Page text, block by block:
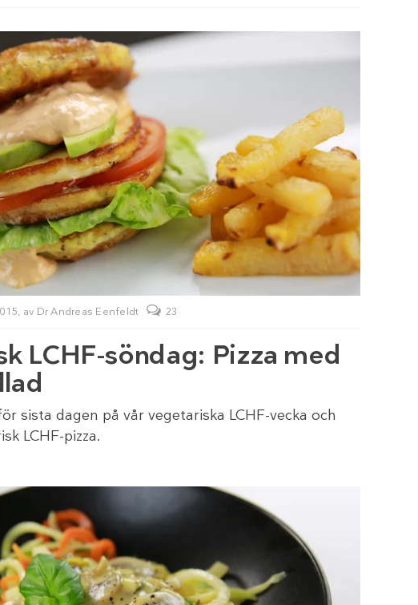
av Dr Andreas Eenfeldt 23
LCHF-söndag: Pizza med
sista dagen på vår vegetariska LCHF-vecka och
LCHF-pizza.